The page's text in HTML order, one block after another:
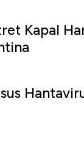
Kapal